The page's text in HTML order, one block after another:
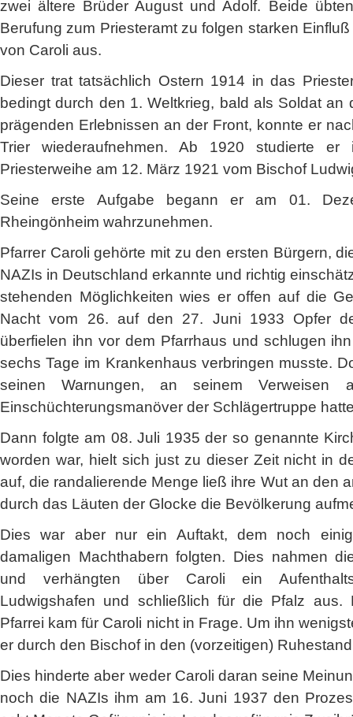
zwei ältere Brüder August und Adolf. Beide
Berufung zum Priesteramt zu folgen starken
von Caroli aus.
Dieser trat tatsächlich Ostern 1914 in das
bedingt durch den 1. Weltkrieg, bald als Soldat an
prägenden Erlebnissen an der Front, konnte er
Trier wiederaufnehmen. Ab 1920 studierte
Priesterweihe am 12. März 1921 vom Bischof
Seine erste Aufgabe begann er am 01.
Rheingönheim wahrzunehmen.
Pfarrer Caroli gehörte mit zu den ersten Bürgern,
NAZIs in Deutschland erkannte und richtig
stehenden Möglichkeiten wies er offen auf die
Nacht vom 26. auf den 27. Juni 1933 Opfer
überfielen ihn vor dem Pfarrhaus und schlugen
sechs Tage im Krankenhaus verbringen musste.
seinen Warnungen, an seinem
Einschüchterungsmanöver der Schlägertruppe
Dann folgte am 08. Juli 1935 der so genannte
worden war, hielt sich just zu dieser Zeit nicht in
auf, die randalierende Menge ließ ihre Wut an den
durch das Läuten der Glocke die Bevölkerung
Dies war aber nur ein Auftakt, dem noch
damaligen Machthabern folgten. Dies nahmen
und verhängten über Caroli ein
Ludwigshafen und schließlich für die Pfalz
Pfarrei kam für Caroli nicht in Frage. Um ihn
er durch den Bischof in den (vorzeitigen)
Dies hinderte aber weder Caroli daran seine
noch die NAZIs ihm am 16. Juni 1937 den